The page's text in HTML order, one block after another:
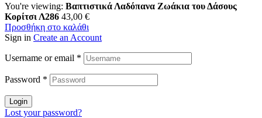
You're viewing: Βαπτιστικά Λαδόπανα Ζωάκια του Δάσους
Κορίτσι Λ286 43,00 €
Προσθήκη στο καλάθι
Sign in Create an Account
Username or email *
Password *
Login
Lost your password?